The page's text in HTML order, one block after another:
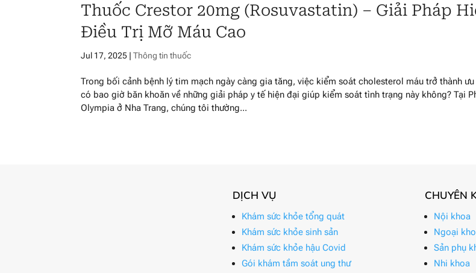
Thuốc Crestor 20mg (Rosuvastatin) – Giải Pháp
Điều Trị Mỡ Máu Cao
Jul 17, 2025 |Thông tin thuốc
Trong bối cảnh bệnh lý tim mạch ngày càng gia tăng, việc kiểm soát cholesterol máu trở thành
có bao giờ băn khoăn về những giải pháp y tế hiện đại giúp kiểm soát tình trạng này không? Tại
Olympia ở Nha Trang, chúng tôi thường...
DỊCH VỤ
Khám sức khỏe tổng quát
Khám sức khỏe sinh sản
Khám sức khỏe hậu Covid
Gói khám tầm soát ung thư
CHUYÊN
Nội khoa
Ngoại
Sản phụ
Nhi khoa